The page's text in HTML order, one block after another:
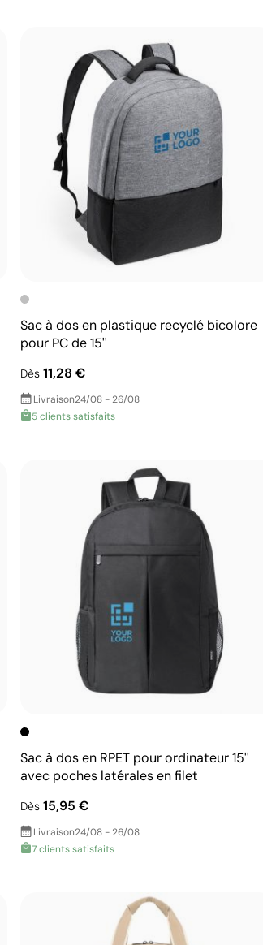
Sac à dos en plastique recyclé bicolore
pour PC de 15''
Dès 11,28 €
Livraison24/08 - 26/08
5 clients satisfaits
Sac à dos en RPET pour ordinateur 15''
avec poches latérales en filet
Dès 15,95 €
Livraison24/08 - 26/08
7 clients satisfaits